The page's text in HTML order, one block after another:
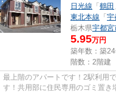
日光線 「 鶴田
東北本線 「 宇
栃木県宇都宮
5.95万円
築年数：築24
階数：2階建
最上階のアパートです！2駅利用
す！共用部に住民専用のゴミ置き